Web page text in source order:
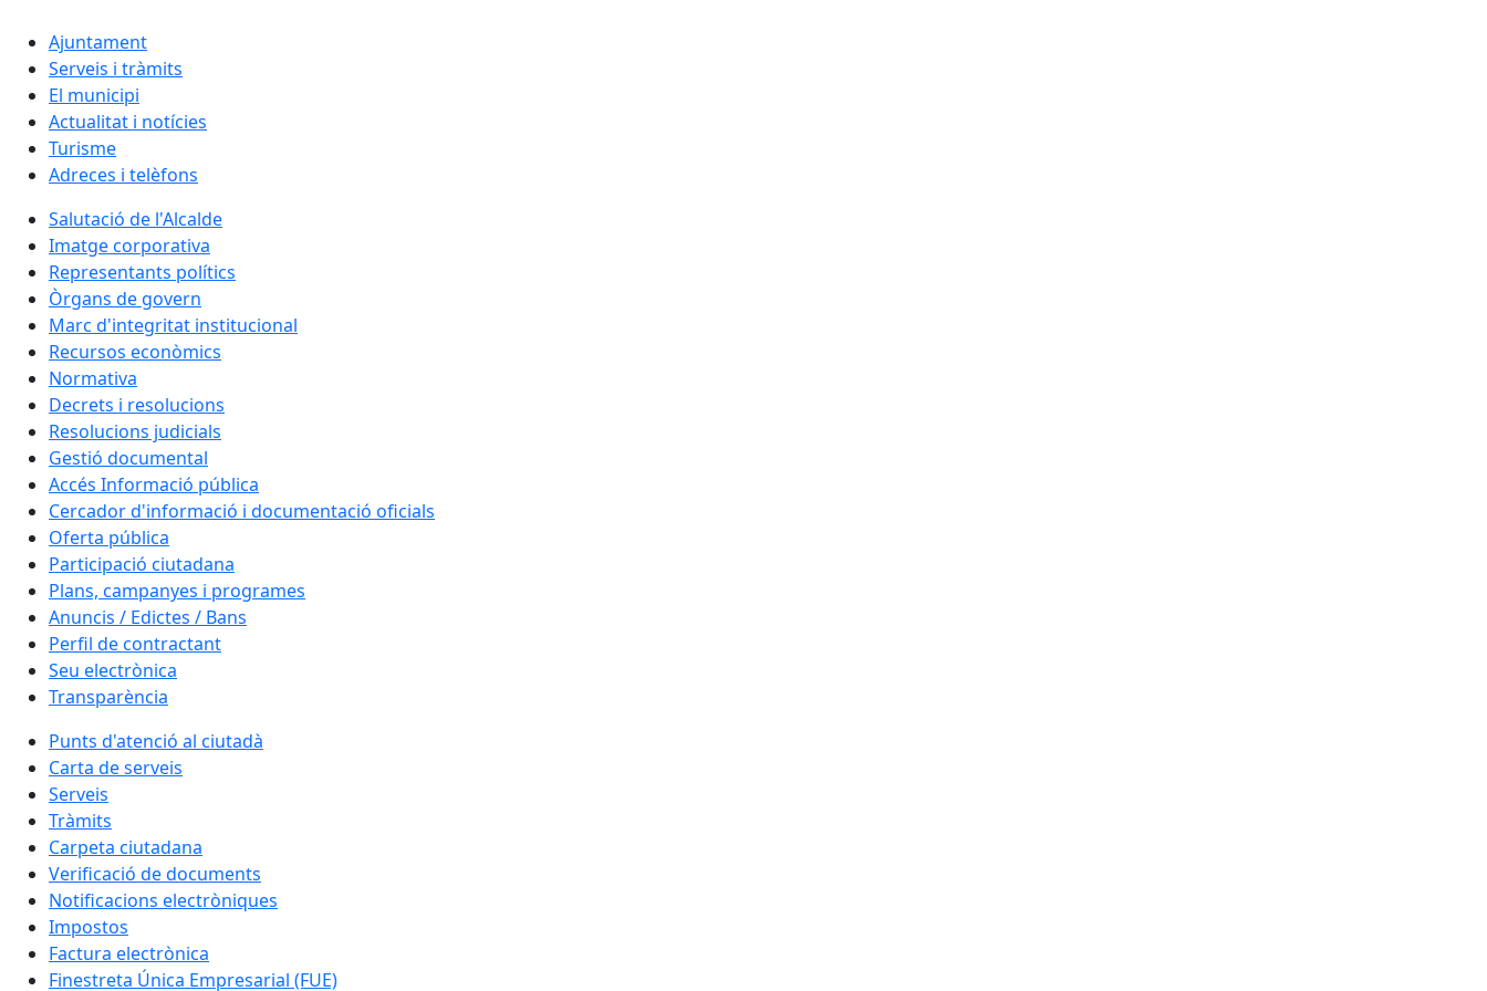
Ajuntament
Serveis i tràmits
El municipi
Actualitat i notícies
Turisme
Adreces i telèfons
Salutació de l'Alcalde
Imatge corporativa
Representants polítics
Òrgans de govern
Marc d'integritat institucional
Recursos econòmics
Normativa
Decrets i resolucions
Resolucions judicials
Gestió documental
Accés Informació pública
Cercador d'informació i documentació oficials
Oferta pública
Participació ciutadana
Plans, campanyes i programes
Anuncis / Edictes / Bans
Perfil de contractant
Seu electrònica
Transparència
Punts d'atenció al ciutadà
Carta de serveis
Serveis
Tràmits
Carpeta ciutadana
Verificació de documents
Notificacions electròniques
Impostos
Factura electrònica
Finestreta Única Empresarial (FUE)